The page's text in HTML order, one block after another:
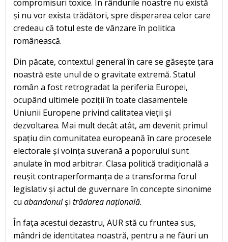
compromisuri toxice. În rândurile noastre nu există
și nu vor exista trădători, spre disperarea celor care
credeau că totul este de vânzare în politica
românească.
Din păcate, contextul general în care se găsește țara
noastră este unul de o gravitate extremă. Statul
român a fost retrogradat la periferia Europei,
ocupând ultimele poziții în toate clasamentele
Uniunii Europene privind calitatea vieții și
dezvoltarea. Mai mult decât atât, am devenit primul
spațiu din comunitatea europeană în care procesele
electorale și voința suverană a poporului sunt
anulate în mod arbitrar. Clasa politică tradițională a
reușit contraperformanța de a transforma forul
legislativ și actul de guvernare în concepte sinonime
cu abandonulși trădarea națională.
În fața acestui dezastru, AUR stă cu fruntea sus,
mândri de identitatea noastră, pentru a ne făuri un